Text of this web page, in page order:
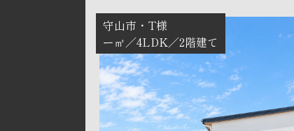
守山市
T様
ー㎡
4LDK 2階建て